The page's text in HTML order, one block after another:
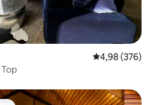
4,98 de uma
4,98 (376)